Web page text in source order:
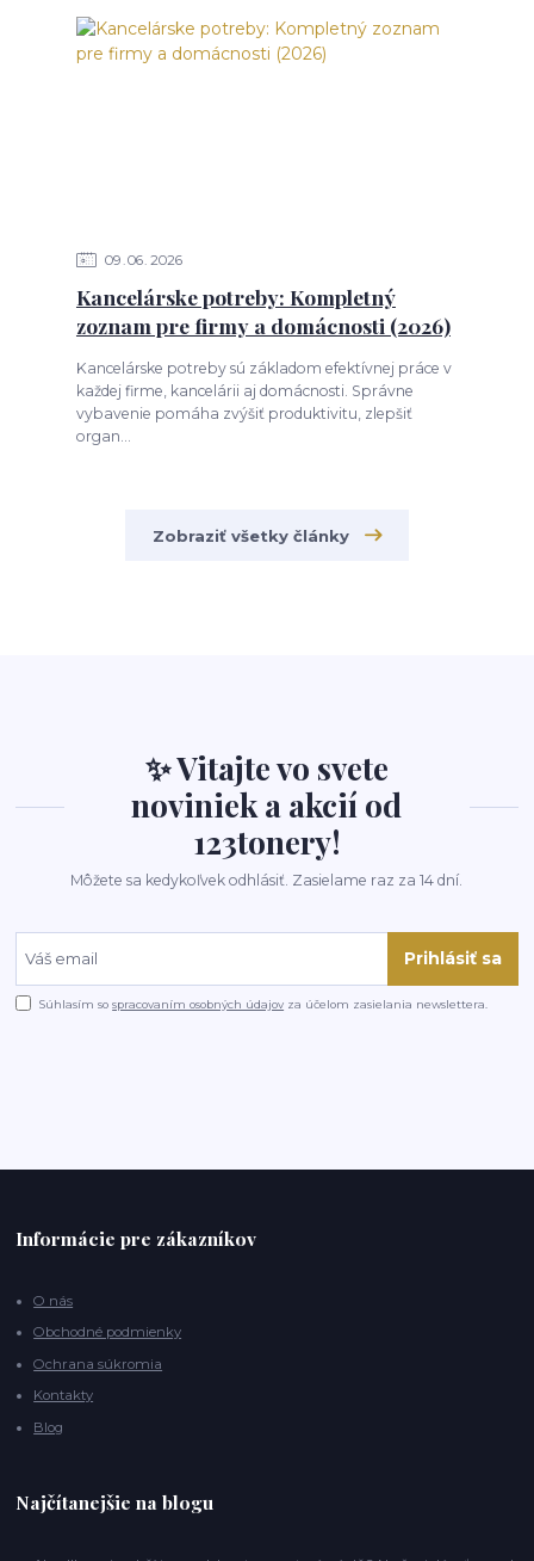
09 06 2026
Kancelárske potreby: Kompletný
zoznam pre firmy a domácnosti (2026)
Kancelárske potreby sú základom efektívnej práce v
každej firme, kancelárii aj domácnosti. Správne
vybavenie pomáha zvýšiť produktivitu, zlepšiť
organ...
Zobraziť všetky články
✨ Vitajte vo svete
noviniek a akcií od
123tonery!
Môžete sa kedykoľvek odhlásiť. Zasielame raz za 14 dní.
Prihlásiť sa
Súhlasím sospracovaním osobných údajov za účelom zasielania newslettera.
Informácie pre zákazníkov
O nás
Obchodné podmienky
Ochrana súkromia
Kontakty
Blog
Najčítanejšie na blogu